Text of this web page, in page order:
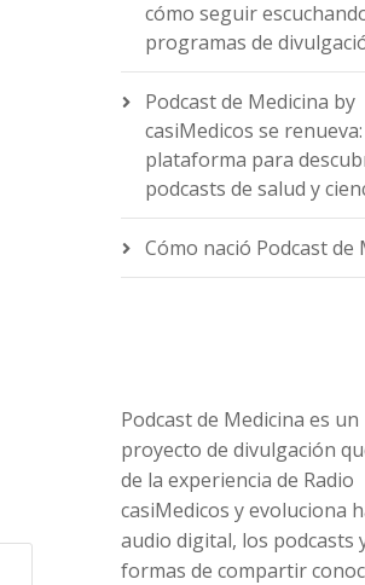
cómo seguir
programas de
Podcast de Medicina by
casiMedicos se
plataforma para
podcasts de salud y
Cómo nació Podcast de
Podcast de Medicina es un
proyecto de divulgación
de la experiencia de Radio
casiMedicos y evoluciona
audio digital, los podcasts
formas de compartir